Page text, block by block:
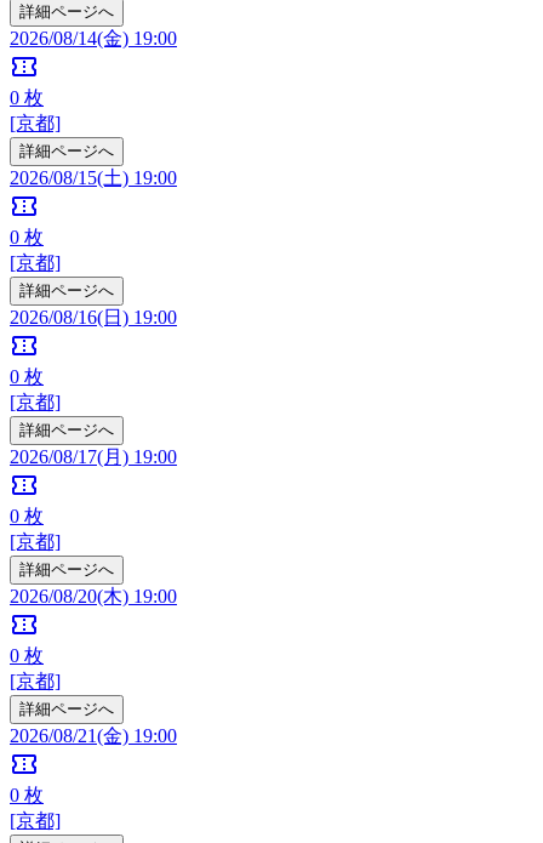
詳細ページへ
2026/08/14(金) 19:00
confirmation_number
0 枚
[京都]
詳細ページへ
2026/08/15(土) 19:00
confirmation_number
0 枚
[京都]
詳細ページへ
2026/08/16(日) 19:00
confirmation_number
0 枚
[京都]
詳細ページへ
2026/08/17(月) 19:00
confirmation_number
0 枚
[京都]
詳細ページへ
2026/08/20(木) 19:00
confirmation_number
0 枚
[京都]
詳細ページへ
2026/08/21(金) 19:00
confirmation_number
0 枚
[京都]